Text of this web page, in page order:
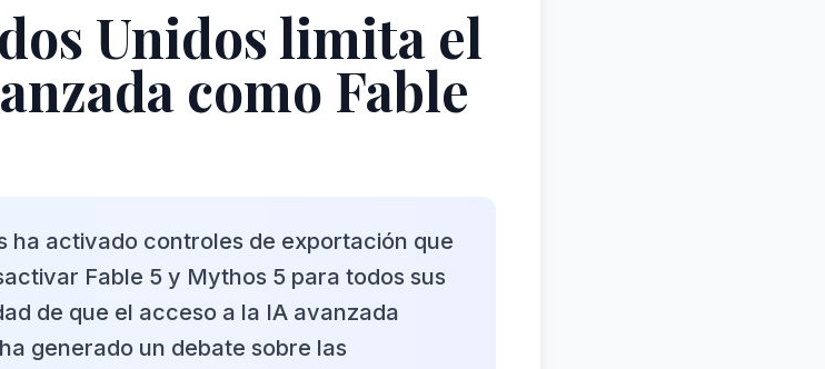
Unidos limita el
como Fable
ha activado controles de exportación que
Fable 5 y Mythos 5 para todos sus
de que el acceso a la IA avanzada
generado un debate sobre las